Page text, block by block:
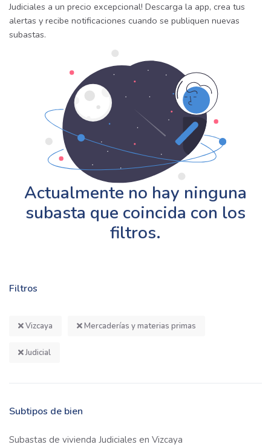
Filtros
Vizcaya Mercaderías y materias primas
Judicial
Subtipos de bien
Subastas de vivienda Judiciales en Vizcaya
Judiciales a un precio excepcional! Descarga la app, crea tus
alertas y recibe notificaciones cuando se publiquen nuevas
subastas.
Actualmente no hay ninguna
subasta que coincida con los
filtros.